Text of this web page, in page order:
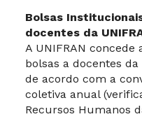
Bolsas
docentes da
A UNIFRAN concede
bolsas a docentes
de acordo com a
coletiva anual
Recursos Humanos